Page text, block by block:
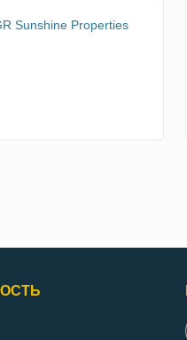
Sunshine Properties